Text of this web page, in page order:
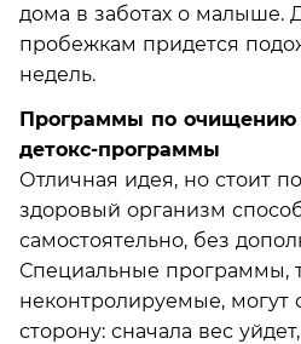
дома в заботах о малыше.
пробежкам придется
недель.
Программы по очищению
детокс-программы
Отличная идея, но стоит
здоровый организм
самостоятельно, без
Специальные программы,
неконтролируемые, могут
сторону: сначала вес